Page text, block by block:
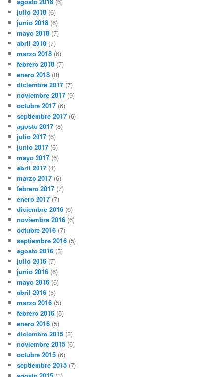
julio 2018 (6)
junio 2018 (6)
mayo 2018 (7)
abril 2018 (7)
marzo 2018 (6)
febrero 2018 (7)
enero 2018 (8)
diciembre 2017 (7)
noviembre 2017 (9)
octubre 2017 (6)
septiembre 2017 (6)
agosto 2017 (8)
julio 2017 (6)
junio 2017 (6)
mayo 2017 (6)
abril 2017 (4)
marzo 2017 (6)
febrero 2017 (7)
enero 2017 (7)
diciembre 2016 (6)
noviembre 2016 (6)
octubre 2016 (7)
septiembre 2016 (5)
agosto 2016 (5)
julio 2016 (7)
junio 2016 (6)
mayo 2016 (6)
abril 2016 (5)
marzo 2016 (5)
febrero 2016 (5)
enero 2016 (5)
diciembre 2015 (5)
noviembre 2015 (6)
octubre 2015 (6)
septiembre 2015 (7)